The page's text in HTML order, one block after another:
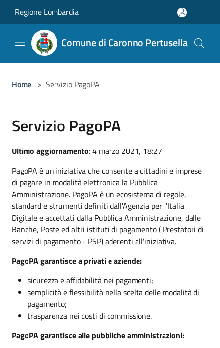
Regione Lombardia
Comune di Caronno Pertusella
Home > Servizio PagoPA
Servizio PagoPA
Ultimo aggiornamento: 4 marzo 2021, 18:27
PagoPA è un'iniziativa che consente a cittadini e imprese
di pagare in modalità elettronica la Pubblica
Amministrazione. PagoPA è un ecosistema di regole,
standard e strumenti definiti dall'Agenzia per l'Italia
Digitale e accettati dalla Pubblica Amministrazione, dalle
Banche, Poste ed altri istituti di pagamento ( Prestatori di
servizi di pagamento - PSP) aderenti all'iniziativa.
PagoPA garantisce a privati e aziende:
sicurezza e affidabilità nei pagamenti;
semplicità e flessibilità nella scelta delle modalità di
pagamento;
trasparenza nei costi di commissione.
PagoPA garantisce alle pubbliche amministrazioni: